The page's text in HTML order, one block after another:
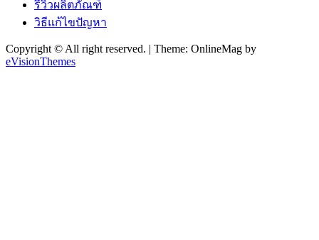
รีวิวผลิตภัณฑ์
วิธีแก้ไขปัญหา
Copyright © All right reserved. | Theme: OnlineMag by
eVisionThemes